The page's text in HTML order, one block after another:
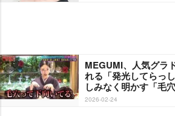
MEGUMI、人気グラ
れる「発光してらっ
しみなく明かす「毛
2026-02-24